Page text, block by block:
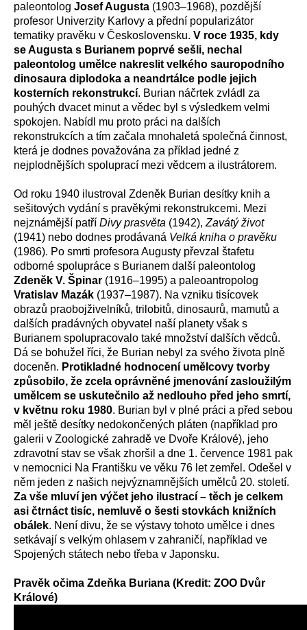
paleontolog Josef Augusta (1903–1968), pozdější
profesor Univerzity Karlovy a přední popularizátor
tematiky pravěku v Československu. V roce 1935, kdy
se Augusta s Burianem poprvé sešli, nechal
paleontolog umělce nakreslit velkého sauropodního
dinosaura diplodoka a neandrtálce podle jejich
kosterních rekonstrukcí. Burian náčrtek zvládl za
pouhých dvacet minut a vědec byl s výsledkem velmi
spokojen. Nabídl mu proto práci na dalších
rekonstrukcích a tím začala mnohaletá společná činnost,
která je dodnes považována za příklad jedné z
nejplodnějších spoluprací mezi vědcem a ilustrátorem.
Od roku 1940 ilustroval Zdeněk Burian desítky knih a
sešitových vydání s pravěkými rekonstrukcemi. Mezi
nejznámější patří Divy prasvěta (1942), Zavátý život
(1941) nebo dodnes prodávaná Velká kniha o pravěku
(1986). Po smrti profesora Augusty převzal štafetu
odborné spolupráce s Burianem další paleontolog
Zdeněk V. Špinar (1916–1995) a paleoantropolog
Vratislav Mazák (1937–1987). Na vzniku tisícovek
obrazů praobojživelníků, trilobitů, dinosaurů, mamutů a
dalších pradávných obyvatel naší planety však s
Burianem spolupracovalo také množství dalších vědců.
Dá se bohužel říci, že Burian nebyl za svého života plně
doceněn. Protikladné hodnocení umělcovy tvorby
způsobilo, že zcela oprávněné jmenování zasloužilým
umělcem se uskutečnilo až nedlouho před jeho smrtí,
v květnu roku 1980. Burian byl v plné práci a před sebou
měl ještě desítky nedokončených pláten (například pro
galerii v Zoologické zahradě ve Dvoře Králové), jeho
zdravotní stav se však zhoršil a dne 1. července 1981 pak
v nemocnici Na Františku ve věku 76 let zemřel. Odešel v
něm jeden z našich nejvýznamnějších umělců 20. století.
Za vše mluví jen výčet jeho ilustrací – těch je celkem
asi čtrnáct tisíc, nemluvě o šesti stovkách knižních
obálek. Není divu, že se výstavy tohoto umělce i dnes
setkávají s velkým ohlasem v zahraničí, například ve
Spojených státech nebo třeba v Japonsku.
Pravěk očima Zdeňka Buriana (Kredit: ZOO Dvůr
Králové)